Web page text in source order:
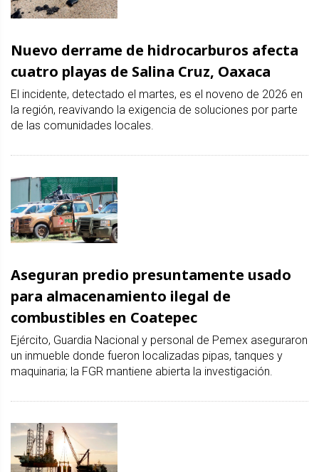
Nuevo derrame de hidrocarburos afecta
cuatro playas de Salina Cruz, Oaxaca
El incidente, detectado el martes, es el noveno de 2026 en
la región, reavivando la exigencia de soluciones por parte
de las comunidades locales.
Aseguran predio presuntamente usado
para almacenamiento ilegal de
combustibles en Coatepec
Ejército, Guardia Nacional y personal de Pemex aseguraron
un inmueble donde fueron localizadas pipas, tanques y
maquinaria; la FGR mantiene abierta la investigación.